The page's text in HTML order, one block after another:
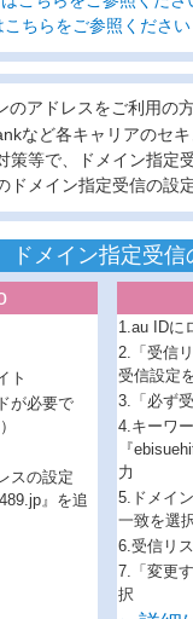
ちらをご参照ください
のアドレスをご利用の
など各キャリアのセ
策等で、ドメイン指定
ドメイン指定受信の設
ドメイン指定受
ト
が必要で
スの設定
』を追
1.au IDに
2.「受信
受信設定
3.「必ず
4.キーワ
『
力
5.ドメイ
一致を選
6.受信リ
7.「変更
択